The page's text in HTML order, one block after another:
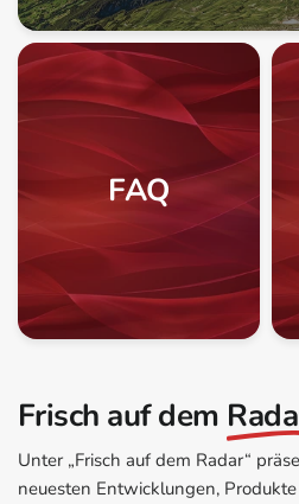
FAQ
Frisch auf dem
Unter „Frisch auf dem Radar“
neuesten Entwicklungen,